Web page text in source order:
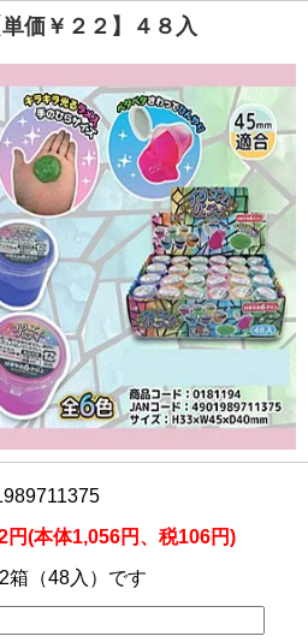
価￥２２】４８入
円(本体1,056円、税106円)
箱（48入）です